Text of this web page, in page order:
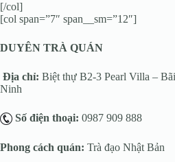
[/col]
[col span=”7″ span__sm=”12″]
DUYÊN TRÀ QUÁN
Địa chỉ: Biệt thự B2-3 Pearl Villa –
Ninh
Số điện thoại: 0987 909 888
Phong cách quán: Trà đạo Nhật Bản